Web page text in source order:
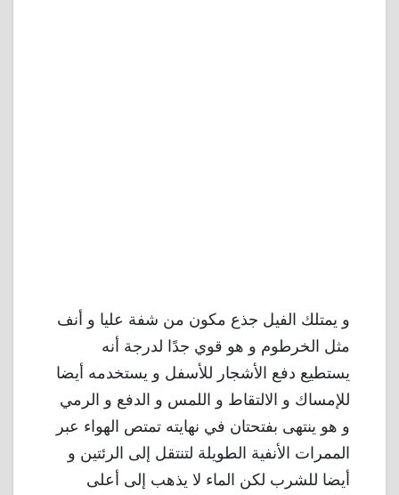
و يمتلك الفيل جذع مكون من شفة عليا و أنف
مثل الخرطوم و هو قوي جدًا لدرجة أنه
يستطيع دفع الأشجار للأسفل و يستخدمه أيضا
للإمساك و الالتقاط و اللمس و الدفع و الرمي
و هو ينتهى بفتحتان في نهايته تمتص الهواء عبر
الممرات الأنفية الطويلة لتنتقل إلى الرئتين و
أيضا للشرب لكن الماء لا يذهب إلى أعلى